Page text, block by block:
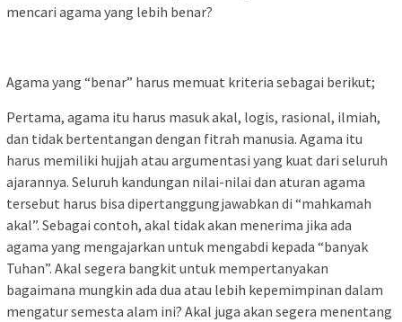
mencari agama yang lebih benar?
Agama yang “benar” harus memuat kriteria sebagai berikut;
Pertama, agama itu harus masuk akal, logis, rasional, ilmiah,
dan tidak bertentangan dengan fitrah manusia. Agama itu
harus memiliki hujjah atau argumentasi yang kuat dari seluruh
ajarannya. Seluruh kandungan nilai-nilai dan aturan agama
tersebut harus bisa dipertanggungjawabkan di “mahkamah
akal”. Sebagai contoh, akal tidak akan menerima jika ada
agama yang mengajarkan untuk mengabdi kepada “banyak
Tuhan”. Akal segera bangkit untuk mempertanyakan
bagaimana mungkin ada dua atau lebih kepemimpinan dalam
mengatur semesta alam ini? Akal juga akan segera menentang